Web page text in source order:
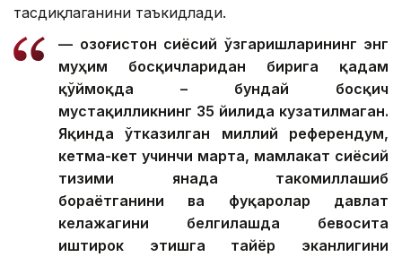
тасдиқлаганини таъкидлади.
— Қозоғистон сиёсий ўзгаришларининг энг
муҳим босқичларидан бирига қадам
қўймоқда – бундай босқич
мустақилликнинг 35 йилида кузатилмаган.
Яқинда ўтказилган миллий референдум,
кетма-кет учинчи марта, мамлакат сиёсий
тизими янада такомиллашиб
бораётганини ва фуқаролар давлат
келажагини белгилашда бевосита
иштирок этишга тайёр эканлигини